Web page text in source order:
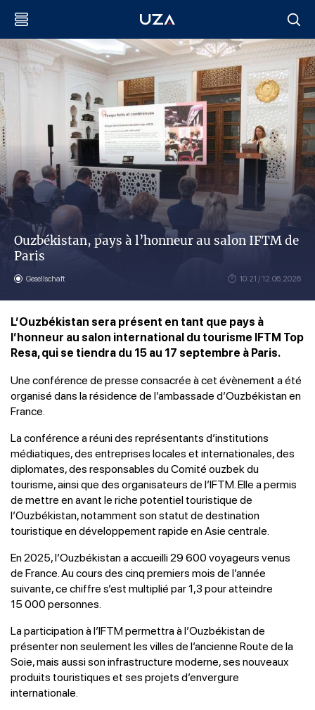
Ouzbékistan, pays à l’honneur au salon IFTM de
Paris
Gesellschaft 10:21 / 12.06.2026
L’Ouzbékistan sera présent en tant que pays à
l’honneur au salon international du tourisme IFTM Top
Resa, qui se tiendra du 15 au 17 septembre à Paris.
Une conférence de presse consacrée à cet évènement a été
organisé dans la résidence de l’ambassade d’Ouzbékistan en
France.
La conférence a réuni des représentants d’institutions
médiatiques, des entreprises locales et internationales, des
diplomates, des responsables du Comité ouzbek du
tourisme, ainsi que des organisateurs de l’IFTM. Elle a permis
de mettre en avant le riche potentiel touristique de
l’Ouzbékistan, notamment son statut de destination
touristique en développement rapide en Asie centrale.
En 2025, l’Ouzbékistan a accueilli 29 600 voyageurs venus
de France. Au cours des cinq premiers mois de l’année
suivante, ce chiffre s’est multiplié par 1,3 pour atteindre
15 000 personnes.
La participation à l’IFTM permettra à l’Ouzbékistan de
présenter non seulement les villes de l’ancienne Route de la
Soie, mais aussi son infrastructure moderne, ses nouveaux
produits touristiques et ses projets d’envergure
internationale.